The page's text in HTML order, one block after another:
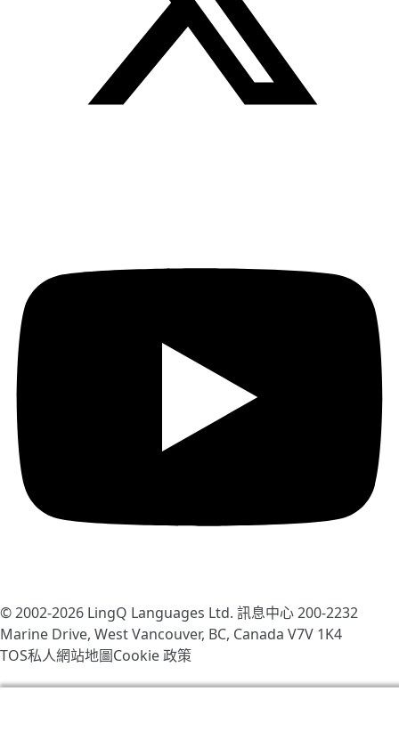
© 2002-2026 LingQ Languages Ltd. 訊息中心 200-2232
Marine Drive, West Vancouver, BC, Canada V7V 1K4
TOS私人網站地圖Cookie 政策